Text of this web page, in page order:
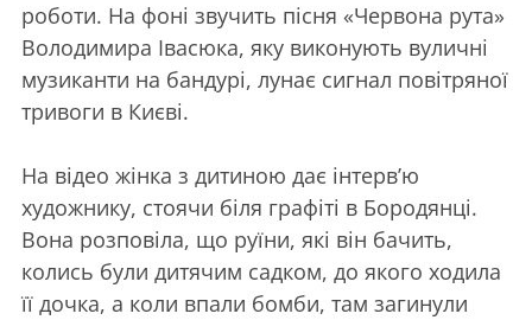
роботи. На фоні звучить пісня «Червона рута»
Володимира Івасюка, яку виконують вуличні
музиканти на бандурі, лунає сигнал повітряної
тривоги в Києві.
На відео жінка з дитиною дає інтерв’ю
художнику, стоячи біля графіті в Бородянці.
Вона розповіла, що руїни, які він бачить,
колись були дитячим садком, до якого ходила
її дочка, а коли впали бомби, там загинули